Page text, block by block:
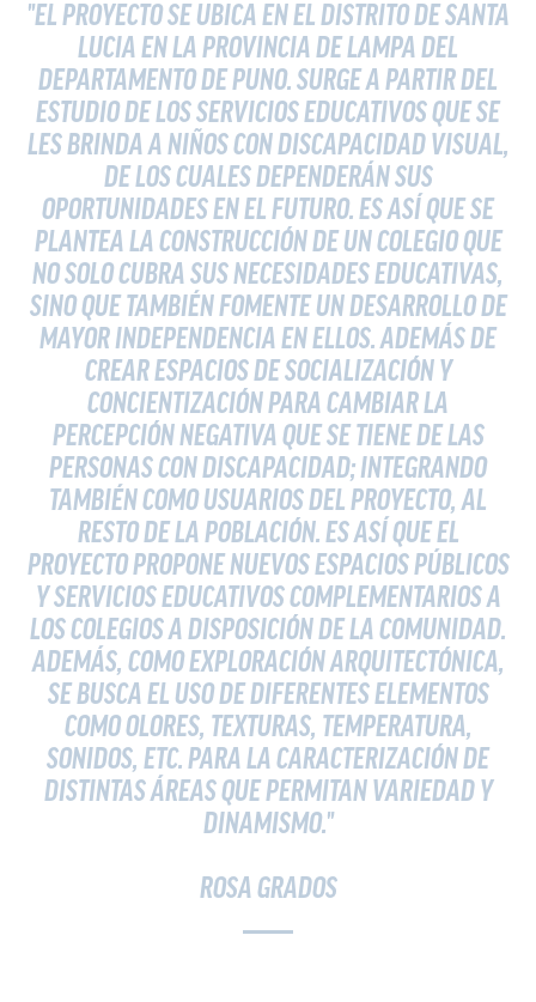
"EL PROYECTO SE UBICA EN EL DISTRITO DE SANTA
LUCIA EN LA PROVINCIA DE LAMPA DEL
DEPARTAMENTO DE PUNO. SURGE A PARTIR DEL
ESTUDIO DE LOS SERVICIOS EDUCATIVOS QUE SE
LES BRINDA A NIÑOS CON DISCAPACIDAD VISUAL,
DE LOS CUALES DEPENDERÁN SUS
OPORTUNIDADES EN EL FUTURO. ES ASÍ QUE SE
PLANTEA LA CONSTRUCCIÓN DE UN COLEGIO QUE
NO SOLO CUBRA SUS NECESIDADES EDUCATIVAS,
SINO QUE TAMBIÉN FOMENTE UN DESARROLLO DE
MAYOR INDEPENDENCIA EN ELLOS. ADEMÁS DE
CREAR ESPACIOS DE SOCIALIZACIÓN Y
CONCIENTIZACIÓN PARA CAMBIAR LA
PERCEPCIÓN NEGATIVA QUE SE TIENE DE LAS
PERSONAS CON DISCAPACIDAD; INTEGRANDO
TAMBIÉN COMO USUARIOS DEL PROYECTO, AL
RESTO DE LA POBLACIÓN. ES ASÍ QUE EL
PROYECTO PROPONE NUEVOS ESPACIOS PÚBLICOS
Y SERVICIOS EDUCATIVOS COMPLEMENTARIOS A
LOS COLEGIOS A DISPOSICIÓN DE LA COMUNIDAD.
ADEMÁS, COMO EXPLORACIÓN ARQUITECTÓNICA,
SE BUSCA EL USO DE DIFERENTES ELEMENTOS
COMO OLORES, TEXTURAS, TEMPERATURA,
SONIDOS, ETC. PARA LA CARACTERIZACIÓN DE
DISTINTAS ÁREAS QUE PERMITAN VARIEDAD Y
DINAMISMO."
ROSA GRADOS